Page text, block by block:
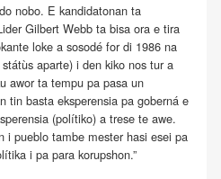
nobo. E kandidatonan ta
Gilbert Webb ta bisa ora e tira
loke a sosodé for di 1986 na
aparte) i den kiko nos tur a
awor ta tempu pa pasa un
tin basta eksperensia pa goberná e
(polítiko) a trese te awe.
i pueblo tambe mester hasi esei pa
i pa para korupshon.”